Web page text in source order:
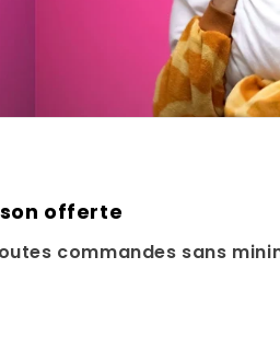
offerte
commandes sans